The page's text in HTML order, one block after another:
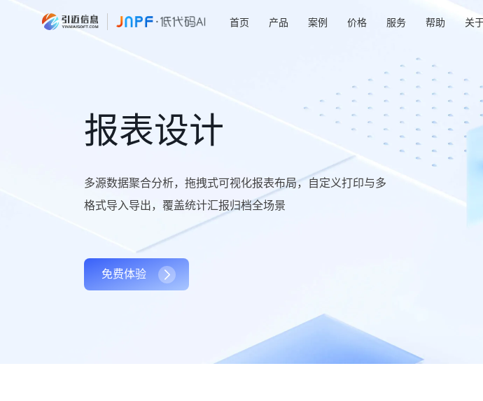
首页 产品 案例 价格 服务 帮助 关
报表设计
多源数据聚合分析，拖拽式可视化报表布局，自定义打印与多
格式导入导出，覆盖统计汇报归档全场景
免费体验